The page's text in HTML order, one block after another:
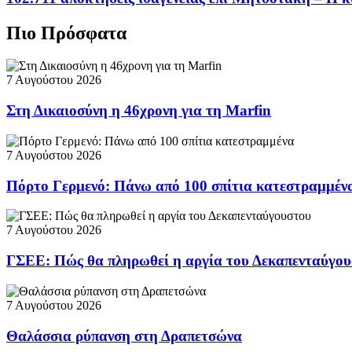
Πιο Πρόσφατα
7 Αυγούστου 2026
Στη Δικαιοσύνη η 46χρονη για τη Marfin
7 Αυγούστου 2026
Πόρτο Γερμενό: Πάνω από 100 σπίτια
7 Αυγούστου 2026
ΓΣΕΕ: Πώς θα πληρωθεί η αργία του
7 Αυγούστου 2026
Θαλάσσια ρύπανση στη Δραπετσώνα